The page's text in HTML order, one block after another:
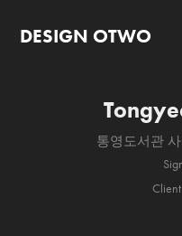
DESIGN OTWO
통영도서관